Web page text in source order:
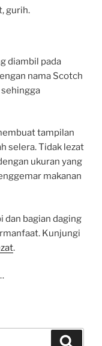
gurih.
diambil pada
nama Scotch
tampilan
selera. Tidak lezat
ukuran yang
makanan
dan bagian daging
Kunjungi
.